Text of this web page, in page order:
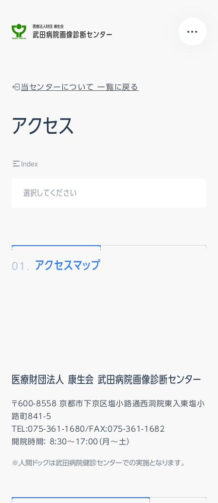
当センターについて 一覧に戻る
アクセス
Index
01. アクセスマップ
医療財団法人 康生会 武田病院画像診断センター
〒600-8558 京都市下京区塩小路通西洞院東入東塩小
路町841-5
TEL:075-361-1680/FAX:075-361-1682
開院時間： 8:30～17:00（月～土）
人間ドックは武田病院健診センターでの実施となります。